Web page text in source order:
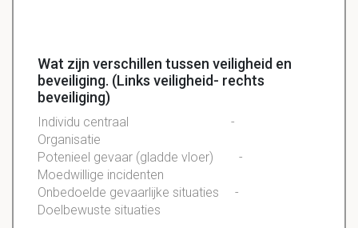
Wat zijn verschillen tussen veiligheid en
beveiliging. (Links veiligheid- rechts
beveiliging)
Individu centraal -
Organisatie
Potenieel gevaar (gladde vloer) -
Moedwillige incidenten
Onbedoelde gevaarlijke situaties -
Doelbewuste situaties